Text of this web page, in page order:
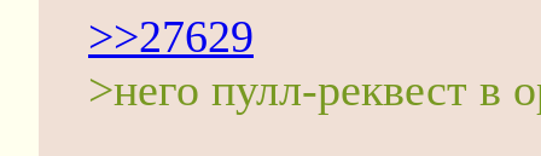
>>27629
>него пулл-реквест в